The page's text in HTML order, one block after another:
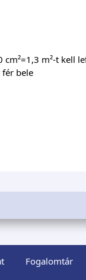
m²-t kell
bele
Fogalomtár